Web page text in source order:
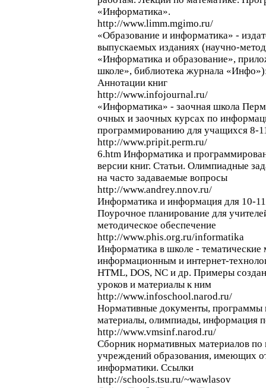
«Информатика».
http://www.limm.mgimo.ru/
«Образование и информатика» -
выпускаемых изданиях (научно-
«Информатика и образование»,
школе», библиотека журнала
Аннотации книг
http://www.infojournal.ru/
«Информатика» - заочная школа
очных и заочных курсах по
программированию для учащихся 8-
http://www.pripit.perm.ru/
6.htm Информатика и
версии книг. Статьи. Олимпиадные
на часто задаваемые вопросы
http://www.andrey.nnov.ru/
Информатика и информация для 10-
Поурочное планирование для
методическое обеспечение
http://www.phis.org.ru/informatika
Информатика в школе - тематические
информационным и интернет-
HTML, DOS, NC и др. Примеры
уроков и материалы к ним
http://www.infoschool.narod.ru/
Нормативные документы, программы
материалы, олимпиады, информация
http://www.vmsinf.narod.ru/
Сборник нормативных материалов
учреждений образования, имеющих
информатики. Ссылки
http://schools.tsu.ru/~wawlasov